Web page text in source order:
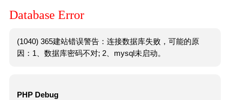
Database Error
(1040) 365建站错误警告：连接数据库失败，可能的原
因：1、数据库密码不对; 2、mysql未启动。
PHP Debug